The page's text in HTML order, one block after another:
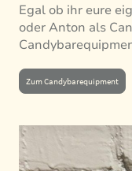
Egal ob ihr eure
oder Anton als
Zum Candybarequipment